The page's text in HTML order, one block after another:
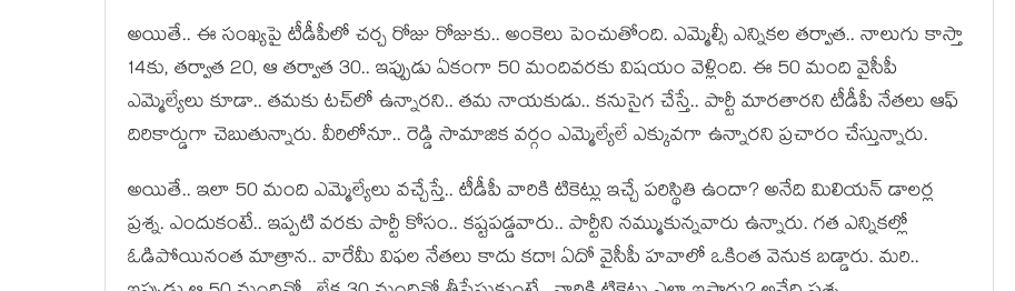
అయితే.. ఈ సంఖ్య‌పై టీడీపీలో చ‌ర్చ రోజు రోజుకు.. అంకెలు పెంచుతోంది. ఎమ్మెల్సీ ఎన్నిక‌ల త‌ర్వాత‌.. నాలుగు కాస్తా
14కు, త‌ర్వాత 20, ఆ త‌ర్వాత 30.. ఇప్పుడు ఏకంగా 50 మందివ‌ర‌కు విష‌యం వెళ్లింది. ఈ 50 మంది వైసీపీ
ఎమ్మెల్యేలు కూడా.. త‌మ‌కు ట‌చ్‌లో ఉన్నార‌ని.. త‌మ నాయ‌కుడు.. క‌నుసైగ చేస్తే.. పార్టీ మార‌తార‌ని టీడీపీ నేత‌లు ఆఫ్
దిరికార్డుగా చెబుతున్నారు. వీరిలోనూ.. రెడ్డి సామాజిక వ‌ర్గం ఎమ్మెల్యేలే ఎక్కువ‌గా ఉన్నార‌ని ప్ర‌చారం చేస్తున్నారు.
అయితే.. ఇలా 50 మంది ఎమ్మెల్యేలు వ‌చ్చేస్తే.. టీడీపీ వారికి టికెట్లు ఇచ్చే ప‌రిస్థితి ఉందా? అనేది మిలియన్ డాల‌ర్ల
ప్ర‌శ్న‌. ఎందుకంటే.. ఇప్ప‌టి వ‌ర‌కు పార్టీ కోసం.. క‌ష్ట‌ప‌డ్డ‌వారు.. పార్టీని న‌మ్ముకున్న‌వారు ఉన్నారు. గ‌త ఎన్నిక‌ల్లో
ఓడిపోయినంత మాత్రాన‌.. వారేమీ విఫ‌ల నేత‌లు కాదు క‌దా! ఏదో వైసీపీ హ‌వాలో ఒకింత వెనుక బ‌డ్డారు. మ‌రి..